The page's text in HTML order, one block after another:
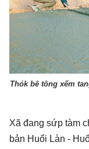
Thók bê tông xểm
Xã đang sứp tàm
bản Huổi Làn -